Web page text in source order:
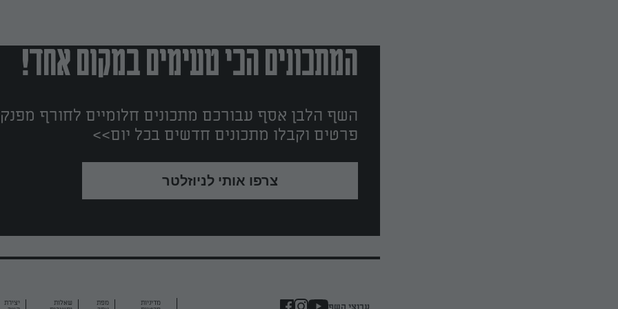
המתכונים הכי טעימים במקום אחד!
השף הלבן אסף עבורכם מתכונים חלומיים לחורף
פרטים וקבלו מתכונים חדשים בכל יום>>
צרפו אותי לניוזלטר
ערוצי השף מדיניות מפת שאלות יצירת